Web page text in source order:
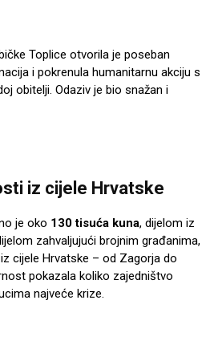
Toplice otvorila je poseban
i pokrenula humanitarnu akciju s
obitelji. Odaziv je bio snažan i
iz cijele Hrvatske
je oko 130 tisuća kuna, dijelom iz
zahvaljujući brojnim građanima,
cijele Hrvatske – od Zagorja do
pokazala koliko zajedništvo
najveće krize.